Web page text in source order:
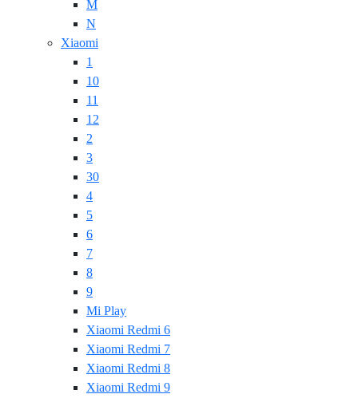
M
N
Xiaomi
1
10
11
12
2
3
30
4
5
6
7
8
9
Mi Play
Xiaomi Redmi 6
Xiaomi Redmi 7
Xiaomi Redmi 8
Xiaomi Redmi 9